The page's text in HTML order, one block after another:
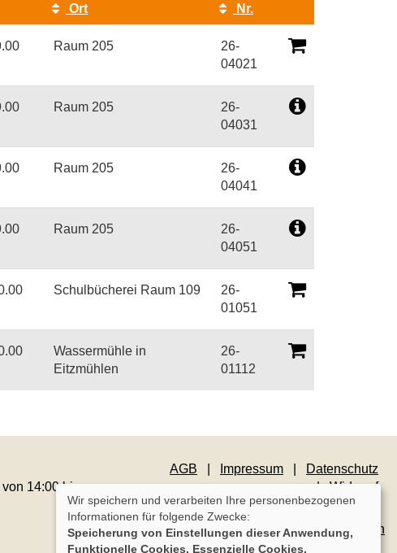
Ort
Nr.
Kursstatus
Raum 205
26-
04021
Raum 205
26-
04031
Raum 205
26-
04041
Raum 205
26-
04051
Schulbücherei Raum 109
26-
01051
Wassermühle in
Eitzmühlen
26-
01112
14:00 bis
AGB Impressum
Datenschutz
Widerruf
Cookie Einstellungen
Wir speichern und verarbeiten Ihre personenbezogenen
Informationen für folgende Zwecke:
Speicherung von Einstellungen dieser Anwendung,
Funktionelle Cookies, Essenzielle Cookies.